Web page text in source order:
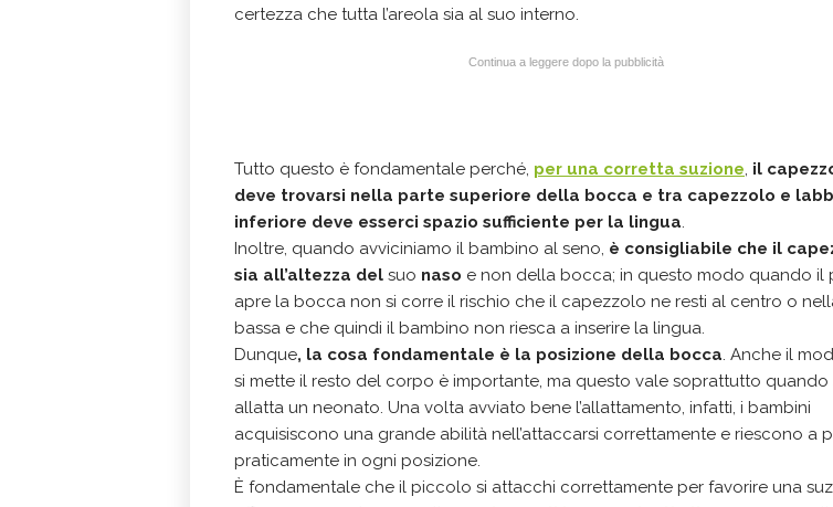
certezza che tutta l’areola sia al suo interno.
Continua a leggere dopo la pubblicità
Tutto questo è fondamentale perché, per una corretta suzione, il
deve trovarsi nella parte superiore della bocca e tra capezzolo e
inferiore deve esserci spazio sufficiente per la lingua.
Inoltre, quando avviciniamo il bambino al seno, è consigliabile che il
sia all’altezza del suo naso e non della bocca; in questo modo quando il
apre la bocca non si corre il rischio che il capezzolo ne resti al centro o
bassa e che quindi il bambino non riesca a inserire la lingua.
Dunque, la cosa fondamentale è la posizione della bocca. Anche il
si mette il resto del corpo è importante, ma questo vale soprattutto quando
allatta un neonato. Una volta avviato bene l’allattamento, infatti, i bambini
acquisiscono una grande abilità nell’attaccarsi correttamente e riescono a
praticamente in ogni posizione.
È fondamentale che il piccolo si attacchi correttamente per favorire una